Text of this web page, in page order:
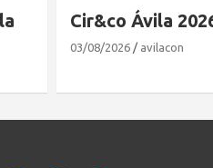
Matrículas
26/27 en Kids&Us